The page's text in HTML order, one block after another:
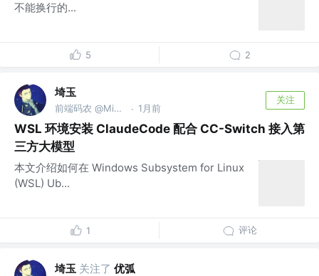
不能换行的...
5 2
埼玉
前端码农 @Midea · 1月前
关注
WSL 环境安装 ClaudeCode 配合 CC-Switch 接入第
三方大模型
本文介绍如何在 Windows Subsystem for Linux
(WSL) Ub...
1 评论
埼玉 关注了 优弧